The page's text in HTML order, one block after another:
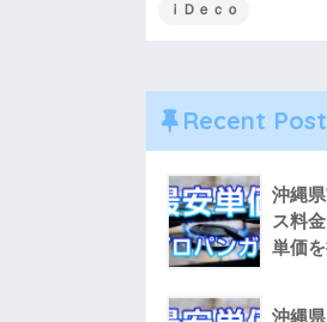
ｉＤｅｃｏ
Recent
沖縄
ス料
単価
沖縄